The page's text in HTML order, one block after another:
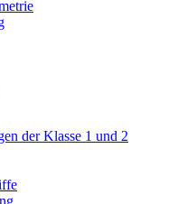
der Klasse 1 und 2